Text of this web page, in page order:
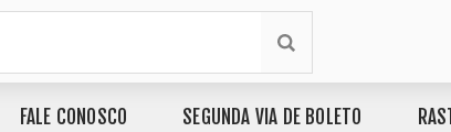
FALE CONOSCO SEGUNDA VIA DE BOLETO